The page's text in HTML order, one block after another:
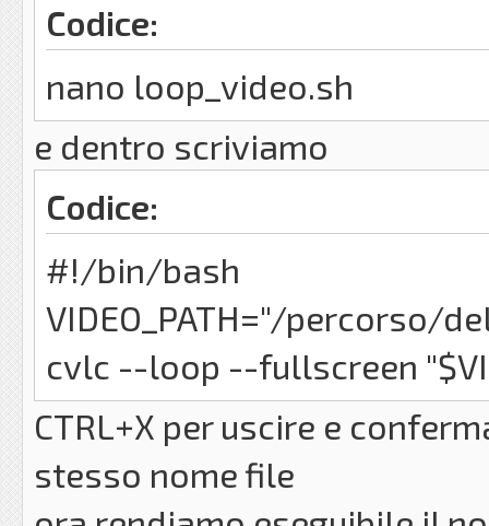
Codice:
nano loop_video.sh
e dentro scriviamo
Codice:
#!/bin/bash
VIDEO_PATH="/percorso/
cvlc --loop --fullscreen
CTRL+X per uscire e
stesso nome file